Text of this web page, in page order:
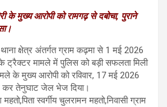
tt
er
ail
py
Li
n
k
ar
e
के मुख्य आरोपी को रामगढ़ से दबोचा, पुराने
क्षेत्र अंतर्गत ग्राम कढ़मा से 1 मई 2026
ट्रैक्टर मामले में पुलिस को बड़ी सफलता मिली
के मुख्य आरोपी को रविवार, 17 मई 2026
कर तेनुघाट जेल भेज दिया।
स्वर्गीय चुलरामन महतो,निवासी ग्राम